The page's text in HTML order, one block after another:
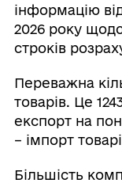
інформацію
2026 року
строків
Переважна
товарів. Це
експорт на
– імпорт
Більшість